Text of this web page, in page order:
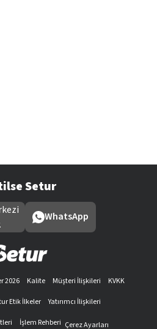
Setur
WhatsApp
2026 Kalite Müşteri İlişkileri
KVKK
Etik İlkeler
Yatırımcı İlişkileri
İşlem Rehberi Çerez Ayarları